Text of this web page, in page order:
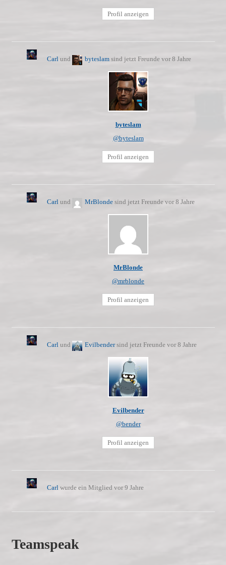
Profil anzeigen
Carlund byteslamsind jetzt Freunde vor 8 Jahre
byteslam
@byteslam
Profil anzeigen
Carlund MrBlondesind jetzt Freunde vor 8 Jahre
MrBlonde
@mrblonde
Profil anzeigen
Carlund Evilbendersind jetzt Freunde vor 8 Jahre
Evilbender
@bender
Profil anzeigen
Carlwurde ein Mitglied vor 9 Jahre
Teamspeak